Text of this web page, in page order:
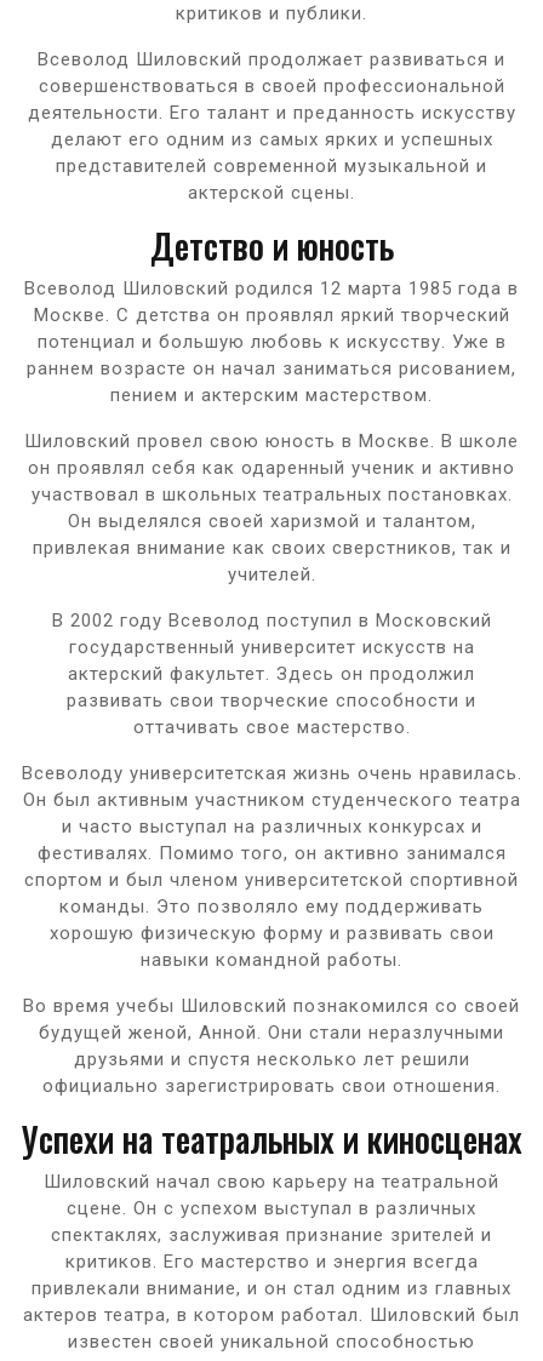
критиков и публики.
Всеволод Шиловский продолжает развиваться и
совершенствоваться в своей профессиональной
деятельности. Его талант и преданность искусству
делают его одним из самых ярких и успешных
представителей современной музыкальной и
актерской сцены.
Детство и юность
Всеволод Шиловский родился 12 марта 1985 года в
Москве. С детства он проявлял яркий творческий
потенциал и большую любовь к искусству. Уже в
раннем возрасте он начал заниматься рисованием,
пением и актерским мастерством.
Шиловский провел свою юность в Москве. В школе
он проявлял себя как одаренный ученик и активно
участвовал в школьных театральных постановках.
Он выделялся своей харизмой и талантом,
привлекая внимание как своих сверстников, так и
учителей.
В 2002 году Всеволод поступил в Московский
государственный университет искусств на
актерский факультет. Здесь он продолжил
развивать свои творческие способности и
оттачивать свое мастерство.
Всеволоду университетская жизнь очень нравилась.
Он был активным участником студенческого театра
и часто выступал на различных конкурсах и
фестивалях. Помимо того, он активно занимался
спортом и был членом университетской спортивной
команды. Это позволяло ему поддерживать
хорошую физическую форму и развивать свои
навыки командной работы.
Во время учебы Шиловский познакомился со своей
будущей женой, Анной. Они стали неразлучными
друзьями и спустя несколько лет решили
официально зарегистрировать свои отношения.
Успехи на театральных и киносценах
Шиловский начал свою карьеру на театральной
сцене. Он с успехом выступал в различных
спектаклях, заслуживая признание зрителей и
критиков. Его мастерство и энергия всегда
привлекали внимание, и он стал одним из главных
актеров театра, в котором работал. Шиловский был
известен своей уникальной способностью